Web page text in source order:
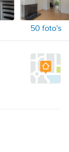
50 foto's